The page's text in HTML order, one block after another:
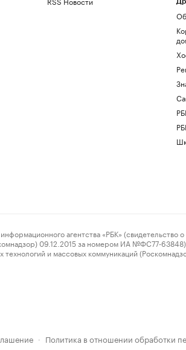
агентства «РБК» (свидетельство о
09.12.2015 за номером ИА №ФС77-63848)
и массовых коммуникаций
· Политика в отношении обработки